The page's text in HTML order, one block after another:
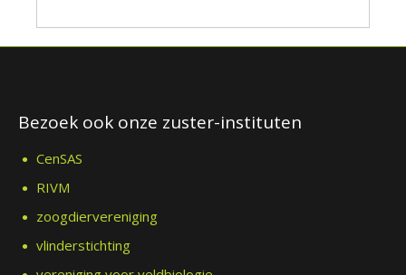
Bezoek ook onze zuster-instituten
CenSAS
RIVM
zoogdiervereniging
vlinderstichting